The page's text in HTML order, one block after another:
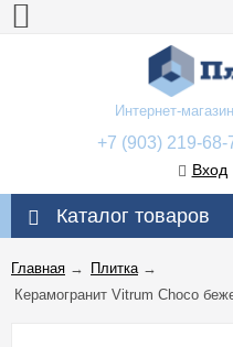
Интернет-
+7 (903) 219-68-
Вход
Каталог товаров
Главная → Плитка→
Керамогранит Vitrum Choco